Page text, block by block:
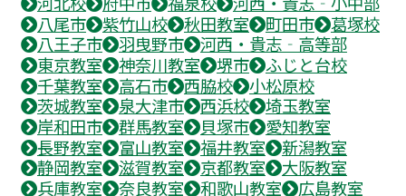
八尾市
紫竹山校 秋田教室 町田市
葛塚校
八王子市
羽曳野市
河西・貴志‐高等部
東京教室
神奈川教室 堺市
ふじと台校
千葉教室
高石市 西脇校
小松原校
茨城教室
泉大津市 西浜校
埼玉教室
岸和田市
群馬教室 貝塚市
愛知教室
長野教室
富山教室 福井教室
新潟教室
静岡教室
滋賀教室 京都教室
大阪教室
兵庫教室
奈良教室 和歌山教室
広島教室